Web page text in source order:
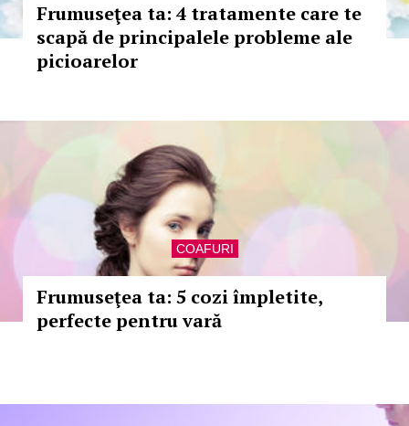
Frumuseţea ta: 4 tratamente care te
scapă de principalele probleme ale
picioarelor
COAFURI
Frumuseţea ta: 5 cozi împletite,
perfecte pentru vară